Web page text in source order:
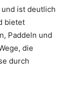
ist deutlich
bietet
Paddeln und
die
durch